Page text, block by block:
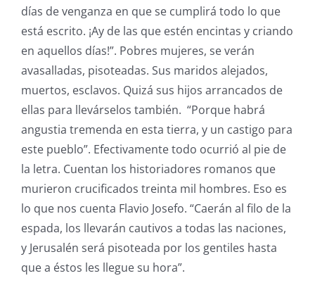
días de venganza en que se cumplirá todo lo que
está escrito. ¡Ay de las que estén encintas y criando
en aquellos días!”. Pobres mujeres, se verán
avasalladas, pisoteadas. Sus maridos alejados,
muertos, esclavos. Quizá sus hijos arrancados de
ellas para llevárselos también. “Porque habrá
angustia tremenda en esta tierra, y un castigo para
este pueblo”. Efectivamente todo ocurrió al pie de
la letra. Cuentan los historiadores romanos que
murieron crucificados treinta mil hombres. Eso es
lo que nos cuenta Flavio Josefo. “Caerán al filo de la
espada, los llevarán cautivos a todas las naciones,
y Jerusalén será pisoteada por los gentiles hasta
que a éstos les llegue su hora”.